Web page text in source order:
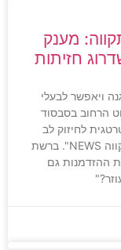
מענק
ויאפשר לבעלי
הרחוב בסבסוד
לחיזוק לב
המושבה שסוקרה בעבר בהרחבה ב"פתח תקווה NEWS". ברשת
ההזדמנות גם